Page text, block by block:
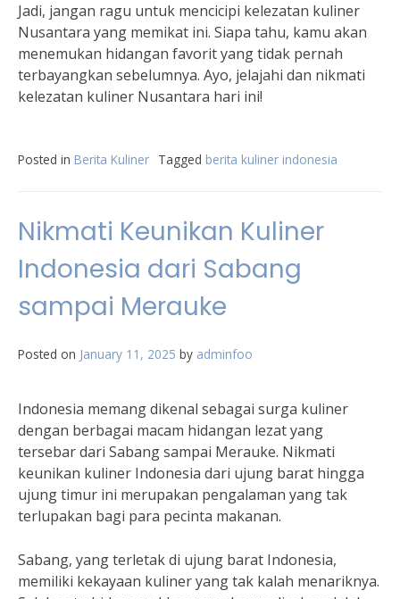
Jadi, jangan ragu untuk mencicipi kelezatan kuliner
Nusantara yang memikat ini. Siapa tahu, kamu akan
menemukan hidangan favorit yang tidak pernah
terbayangkan sebelumnya. Ayo, jelajahi dan nikmati
kelezatan kuliner Nusantara hari ini!
Posted in Berita Kuliner Tagged berita kuliner indonesia
Nikmati Keunikan Kuliner
Indonesia dari Sabang
sampai Merauke
Posted on January 11, 2025 by adminfoo
Indonesia memang dikenal sebagai surga kuliner
dengan berbagai macam hidangan lezat yang
tersebar dari Sabang sampai Merauke. Nikmati
keunikan kuliner Indonesia dari ujung barat hingga
ujung timur ini merupakan pengalaman yang tak
terlupakan bagi para pecinta makanan.
Sabang, yang terletak di ujung barat Indonesia,
memiliki kekayaan kuliner yang tak kalah menariknya.